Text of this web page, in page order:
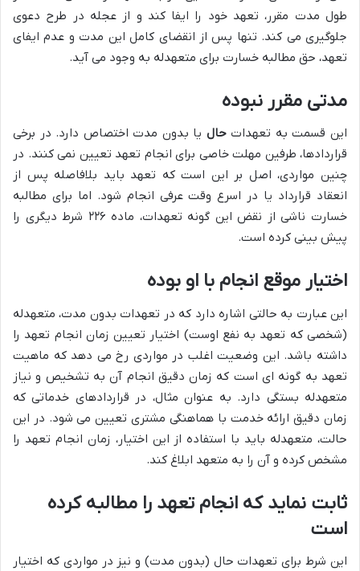
طول مدت مقرر، تعهد خود را ایفا کند و از عجله در طرح دعوی
جلوگیری می کند. تنها پس از انقضای کامل این مدت و عدم ایفای
تعهد، حق مطالبه خسارت برای متعهدله به وجود می آید.
مدتی مقرر نبوده
این قسمت به تعهداتحال یا بدون مدت اختصاص دارد. در برخی
قراردادها، طرفین مهلت خاصی برای انجام تعهد تعیین نمی کنند. در
چنین مواردی، اصل بر این است که تعهد باید بلافاصله پس از
انعقاد قرارداد یا در اسرع وقت عرفی انجام شود. اما برای مطالبه
خسارت ناشی از نقض این گونه تعهدات، ماده ۲۲۶ شرط دیگری را
پیش بینی کرده است.
اختیار موقع انجام با او بوده
این عبارت به حالتی اشاره دارد که در تعهدات بدون مدت، متعهدله
(شخصی که تعهد به نفع اوست) اختیار تعیین زمان انجام تعهد را
داشته باشد. این وضعیت اغلب در مواردی رخ می دهد که ماهیت
تعهد به گونه ای است که زمان دقیق انجام آن به تشخیص و نیاز
متعهدله بستگی دارد. به عنوان مثال، در قراردادهای خدماتی که
زمان دقیق ارائه خدمت با هماهنگی مشتری تعیین می شود. در این
حالت، متعهدله باید با استفاده از این اختیار، زمان انجام تعهد را
مشخص کرده و آن را به متعهد ابلاغ کند.
ثابت نماید که انجام تعهد را مطالبه کرده
است
این شرط برای تعهدات حال (بدون مدت) و نیز در مواردی که اختیار